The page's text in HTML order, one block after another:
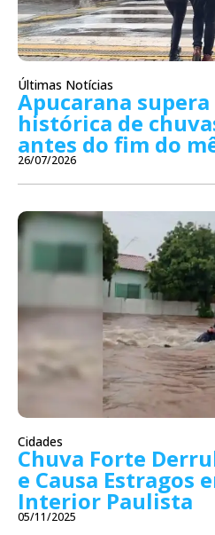
Últimas Notícias
Apucarana
histórica de
antes do fim do
26/07/2026
Cidades
Chuva Forte
e Causa Estragos
Interior Paulista
05/11/2025